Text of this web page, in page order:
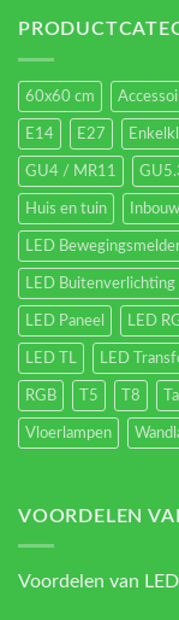
60x60 cm
E14 E27
GU4 / MR11
Huis en tuin
LED
LED Buitenverlichting
LED Paneel LED
LED TL LED
RGB T5 T8
Vloerlampen
VOORDELEN
Voordelen van